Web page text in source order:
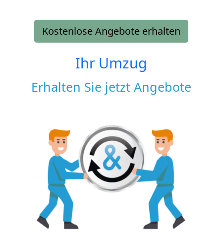
Kostenlose Angebote erhalten
Ihr Umzug
Erhalten Sie jetzt Angebote